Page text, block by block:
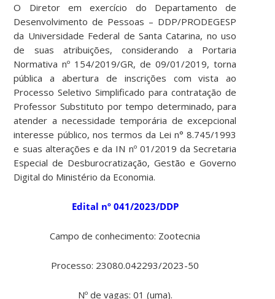
O Diretor em exercício do Departamento de
Desenvolvimento de Pessoas – DDP/PRODEGESP
da Universidade Federal de Santa Catarina, no uso
de suas atribuições, considerando a Portaria
Normativa nº 154/2019/GR, de 09/01/2019, torna
pública a abertura de inscrições com vista ao
Processo Seletivo Simplificado para contratação de
Professor Substituto por tempo determinado, para
atender a necessidade temporária de excepcional
interesse público, nos termos da Lei n° 8.745/1993
e suas alterações e da IN nº 01/2019 da Secretaria
Especial de Desburocratização, Gestão e Governo
Digital do Ministério da Economia.
Edital nº 041/2023/DDP
Campo de conhecimento: Zootecnia
Processo: 23080.042293/2023-50
Nº de vagas: 01 (uma).